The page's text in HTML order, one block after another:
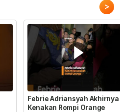
>
Febrie Adriansyah Akhirnya
Kenakan Rompi Orange